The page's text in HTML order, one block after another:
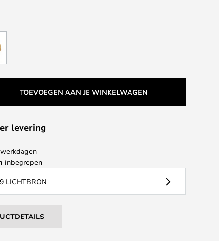
TOEVOEGEN AAN JE WINKELWAGEN
levering
inbegrepen
LICHTBRON